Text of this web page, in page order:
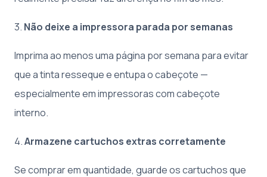
3. Não deixe a impressora parada por semanas
Imprima ao menos uma página por semana para evitar
que a tinta resseque e entupa o cabeçote —
especialmente em impressoras com cabeçote
interno.
4.Armazene cartuchos extras corretamente
Se comprar em quantidade, guarde os cartuchos que